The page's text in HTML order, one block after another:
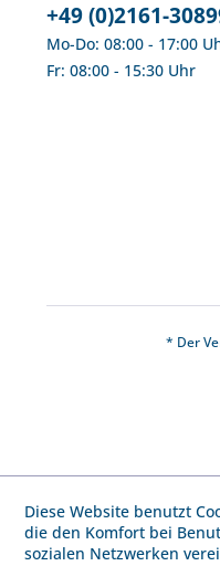
+49 (0)2161-
Mo-Do: 08:00 - 17:00
Fr: 08:00 - 15:30 Uhr
* Der
Diese Website benutzt
die den Komfort bei
sozialen Netzwerken